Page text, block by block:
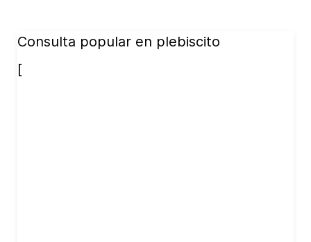
Consulta popular en plebiscito
[